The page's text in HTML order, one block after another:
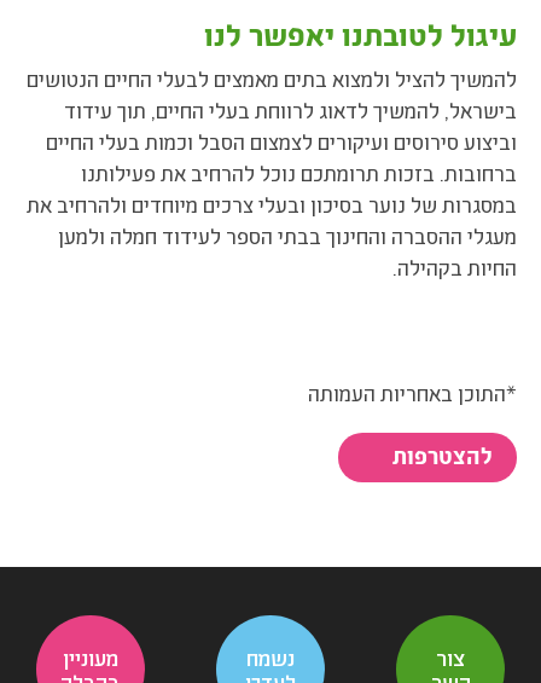
עיגול לטובתנו יאפשר לנו
להמשיך להציל ולמצוא בתים מאמצים לבעלי החיים הנטושים
בישראל, להמשיך לדאוג לרווחת בעלי החיים, תוך עידוד
וביצוע סירוסים ועיקורים לצמצום הסבל וכמות בעלי החיים
ברחובות. בזכות תרומתכם נוכל להרחיב את פעילותנו
במסגרות של נוער בסיכון ובעלי צרכים מיוחדים ולהרחיב את
מעגלי ההסברה והחינוך בבתי הספר לעידוד חמלה ולמען
החיות בקהילה.
*התוכן באחריות העמותה
להצטרפות
צור
נשמח
מעוניין